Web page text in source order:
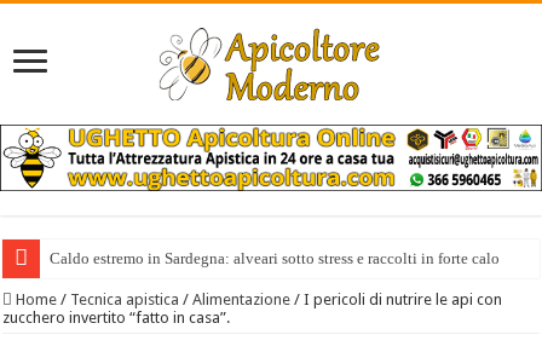
Caldo estremo in Sardegna: alveari sotto stress e raccolti in forte calo
Il miele italiano costa anche 10 volte di più di quello extra europeo
Home / Tecnica apistica / Alimentazione / I pericoli di nutrire le api con
zucchero invertito “fatto in casa”.